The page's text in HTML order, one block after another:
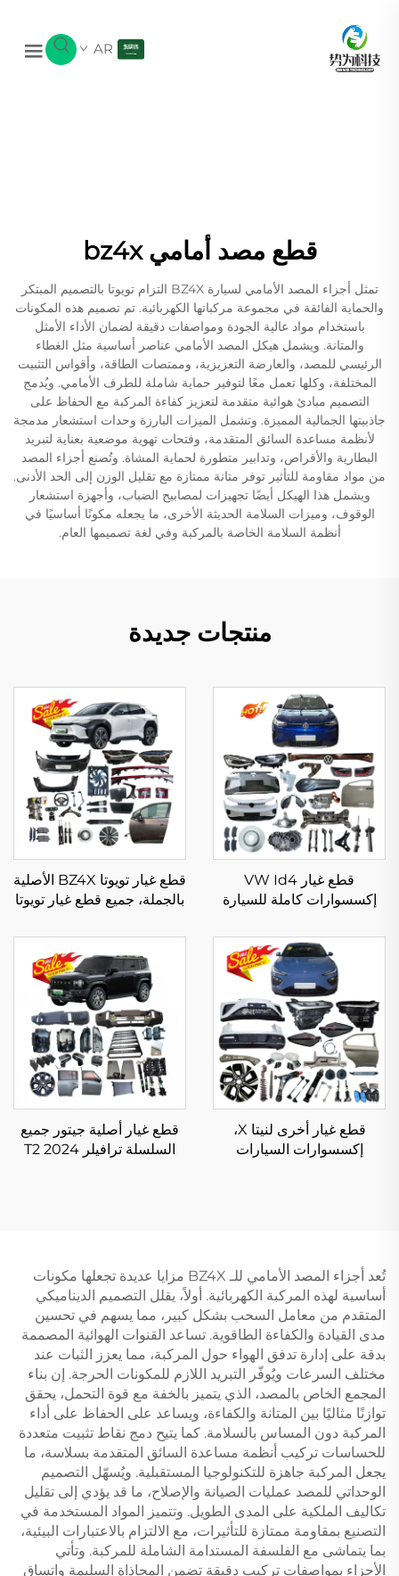
AR
قطع مصد أمامي bz4x
تمثل أجزاء المصد الأمامي لسيارة BZ4X التزام تويوتا بالتصميم المبتكر
والحماية الفائقة في مجموعة مركباتها الكهربائية. تم تصميم هذه المكونات
باستخدام مواد عالية الجودة ومواصفات دقيقة لضمان الأداء الأمثل
والمتانة. ويشمل هيكل المصد الأمامي عناصر أساسية مثل الغطاء
الرئيسي للمصد، والعارضة التعزيزية، وممتصات الطاقة، وأقواس التثبيت
المختلفة، وكلها تعمل معًا لتوفير حماية شاملة للطرف الأمامي. ويُدمج
التصميم مبادئ هوائية متقدمة لتعزيز كفاءة المركبة مع الحفاظ على
جاذبيتها الجمالية المميزة. وتشمل الميزات البارزة وحدات استشعار مدمجة
لأنظمة مساعدة السائق المتقدمة، وفتحات تهوية موضعية بعناية لتبريد
البطارية والأقراص، وتدابير متطورة لحماية المشاة. وتُصنع أجزاء المصد
من مواد مقاومة للتأثير توفر متانة ممتازة مع تقليل الوزن إلى الحد الأدنى.
ويشمل هذا الهيكل أيضًا تجهيزات لمصابيح الضباب، وأجهزة استشعار
الوقوف، وميزات السلامة الحديثة الأخرى، ما يجعله مكونًا أساسيًا في
أنظمة السلامة الخاصة بالمركبة وفي لغة تصميمها العام.
منتجات جديدة
قطع غيار VW Id4
إكسسوارات كاملة للسيارة
التهوية المرشحات فرامل
السيارة لسيارة فولكس فاجن
Id.4 X Crozz
قطع غيار تويوتا BZ4X الأصلية
بالجملة، جميع قطع غيار تويوتا
الأمامي والمصابيح الأمامية،
قطع غيار تويوتا BZ4X
قطع غيار أخرى لنيتا X،
إكسسوارات السيارات
قطع غيار أصلية جيتور جميع
السلسلة ترافيلر T2 2024
تُعد أجزاء المصد الأمامي للـ BZ4X مزايا عديدة تجعلها مكونات
أساسية لهذه المركبة الكهربائية. أولاً، يقلل التصميم الديناميكي
المتقدم من معامل السحب بشكل كبير، مما يسهم في تحسين
مدى القيادة والكفاءة الطاقوية. تساعد القنوات الهوائية المصممة
بدقة على إدارة تدفق الهواء حول المركبة، مما يعزز الثبات عند
مختلف السرعات ويُوفّر التبريد اللازم للمكونات الحرجة. إن بناء
المجمع الخاص بالمصد، الذي يتميز بالخفة مع قوة التحمل، يحقق
توازنًا مثاليًا بين المتانة والكفاءة، ويساعد على الحفاظ على أداء
المركبة دون المساس بالسلامة. كما يتيح دمج نقاط تثبيت متعددة
للحساسات تركيب أنظمة مساعدة السائق المتقدمة بسلاسة، ما
يجعل المركبة جاهزة للتكنولوجيا المستقبلية. ويُسهّل التصميم
الوحداتي للمصد عمليات الصيانة والإصلاح، ما قد يؤدي إلى تقليل
تكاليف الملكية على المدى الطويل. وتتميز المواد المستخدمة في
التصنيع بمقاومة ممتازة للتأثيرات، مع الالتزام بالاعتبارات البيئية،
بما يتماشى مع الفلسفة المستدامة الشاملة للمركبة. وتأتي
الأجزاء بمواصفات تركيب دقيقة تضمن المحاذاة السليمة واتساق